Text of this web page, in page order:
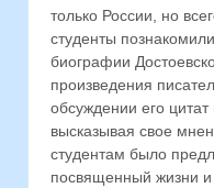
только России, но
студенты
биографии
произведения
обсуждении его
высказывая свое
студентам было
посвященный жизни и